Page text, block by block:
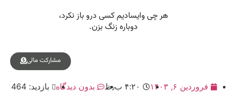
مشارکت مالی
فروردین ۶, ۱۴۰۳ ۴:۲۰ ب٫ظ بدون دیدگاه بازدید: 464